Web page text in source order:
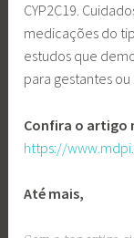
CYP2C19.
medicações do
estudos que
para gestantes
Confira o artigo
https://
Até mais,